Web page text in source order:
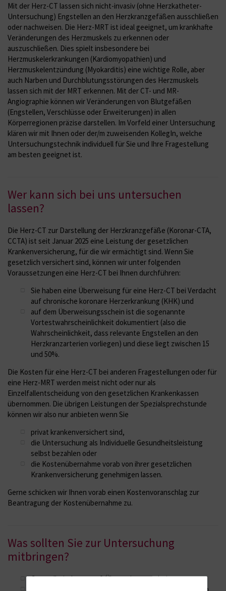
Mit der Herz-CT lassen sich nicht-invasiv (ohne Herzkatheter-
Untersuchung) Engstellen an den Herzkranzgefäßen ausschließen
oder nachweisen. Die Herz-MRT ist ideal geeignet, um krankhafte
Veränderungen des Herzmuskels zu erkennen oder
auszuschließen. Dies spielt insbesondere bei
Herzmuskelerkrankungen (Kardiomyopathien) und
Herzmuskelentzündung (Myokarditis) eine wichtige Rolle, aber
auch Narben und Durchblutungsstörungen des Herzmuskels
lassen sich mit der MRT erkennen. Mit der CT- und MR-
Angiographie können wir Veränderungen von Blutgefäßen
(Engstellen, Verschlüsse oder Erweiterungen) in allen
Körperregionen präzise darstellen. Im Vorfeld einer Untersuchung
klären wir mit Ihnen oder der/m zuweisenden KollegIn, welche
Untersuchungstechnik individuell für Sie und Ihre Fragestellung
am besten geeignet ist.
Wer kann sich bei uns untersuchen
lassen?
Die Herz-CT zur Darstellung der Herzkranzgefäße (Koronar-CTA,
CCTA) ist seit Januar 2025 eine Leistung der gesetzlichen
Krankenversicherung, für die wir ermächtigt sind. Wenn Sie
gesetzlich versichert sind, können wir unter folgenden
Voraussetzungen eine Herz-CT bei Ihnen durchführen:
Sie haben eine Überweisung für eine Herz-CT bei Verdacht
auf chronische koronare Herzerkrankung (KHK) und
auf dem Überweisungsschein ist die sogenannte
Vortestwahrscheinlichkeit dokumentiert (also die
Wahrscheinlichkeit, dass relevante Engstellen an den
Herzkranzarterien vorliegen) und diese liegt zwischen 15
und 50%.
Die Kosten für eine Herz-CT bei anderen Fragestellungen oder für
eine Herz-MRT werden meist nicht oder nur als
Einzelfallentscheidung von den gesetzlichen Krankenkassen
übernommen. Die übrigen Leistungen der Spezialsprechstunde
können wir also nur anbieten wenn Sie
privat krankenversichert sind,
die Untersuchung als Individuelle Gesundheitsleistung
selbst bezahlen oder
die Kostenübernahme vorab von ihrer gesetzlichen
Krankenversicherung genehmigen lassen.
Gerne schicken wir Ihnen vorab einen Kostenvoranschlag zur
Beantragung der Kostenübernahme zu.
Was sollten Sie zur Untersuchung
mitbringen?
Gesundheitskarte, ggf. Überweisungsschein